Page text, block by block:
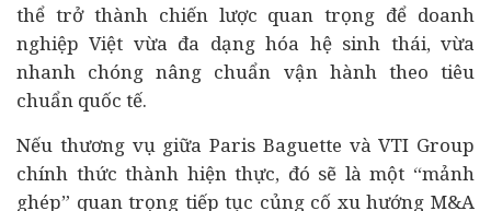
thể trở thành chiến lược quan trọng để doanh
nghiệp Việt vừa đa dạng hóa hệ sinh thái, vừa
nhanh chóng nâng chuẩn vận hành theo tiêu
chuẩn quốc tế.
Nếu thương vụ giữa Paris Baguette và VTI Group
chính thức thành hiện thực, đó sẽ là một “mảnh
ghép” quan trọng tiếp tục củng cố xu hướng M&A